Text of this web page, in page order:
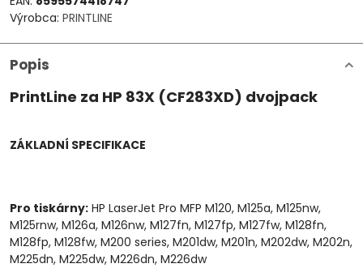
Výrobca: PRINTLINE
Popis
PrintLine za HP 83X (CF283XD) dvojpack
ZÁKLADNÍ SPECIFIKACE
Pro tiskárny: HP LaserJet Pro MFP M120, M125a, M125nw,
M125rnw, M126a, M126nw, M127fn, M127fp, M127fw, M128fn,
M128fp, M128fw, M200 series, M201dw, M201n, M202dw, M202n,
M225dn, M225dw, M226dn, M226dw